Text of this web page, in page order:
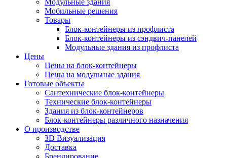
Модульные здания
Мобильные решения
Товары
Блок-контейнеры из профлиста
Блок-контейнеры из сэндвич-панелей
Модульные здания из профлиста
Цены
Цены на блок-контейнеры
Цены на модульные здания
Готовые объекты
Сантехнические блок-контейнеры
Технические блок-контейнеры
Здания из блок-контейнеров
Блок-контейнеры различного назначения
О производстве
3D Визуализация
Доставка
Брендирование